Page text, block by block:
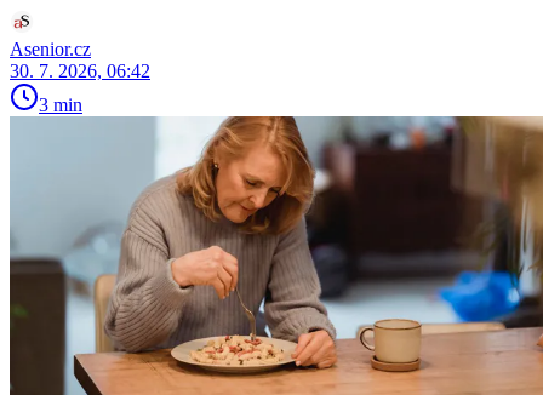
Asenior.cz
30. 7. 2026, 06:42
3 min